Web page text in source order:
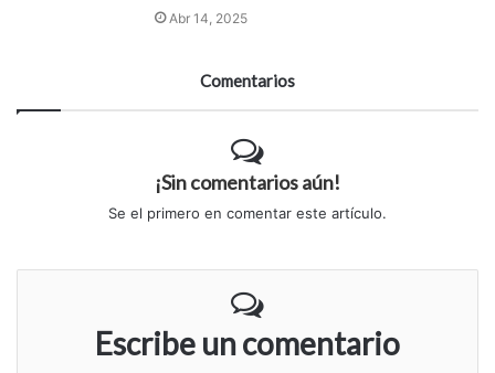
Abr 14, 2025
Comentarios
¡Sin comentarios aún!
Se el primero en comentar este artículo.
Escribe un comentario